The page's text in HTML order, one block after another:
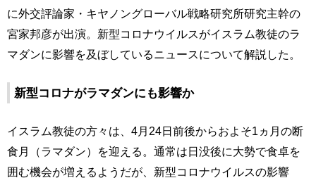
に外交評論家・キヤノングローバル戦略研究所研究主幹の
宮家邦彦が出演。新型コロナウイルスがイスラム教徒のラ
マダンに影響を及ぼしているニュースについて解説した。
新型コロナがラマダンにも影響か
イスラム教徒の方々は、4月24日前後からおよそ1ヵ月の断
食月（ラマダン）を迎える。通常は日没後に大勢で食卓を
囲む機会が増えるようだが、新型コロナウイルスの影響